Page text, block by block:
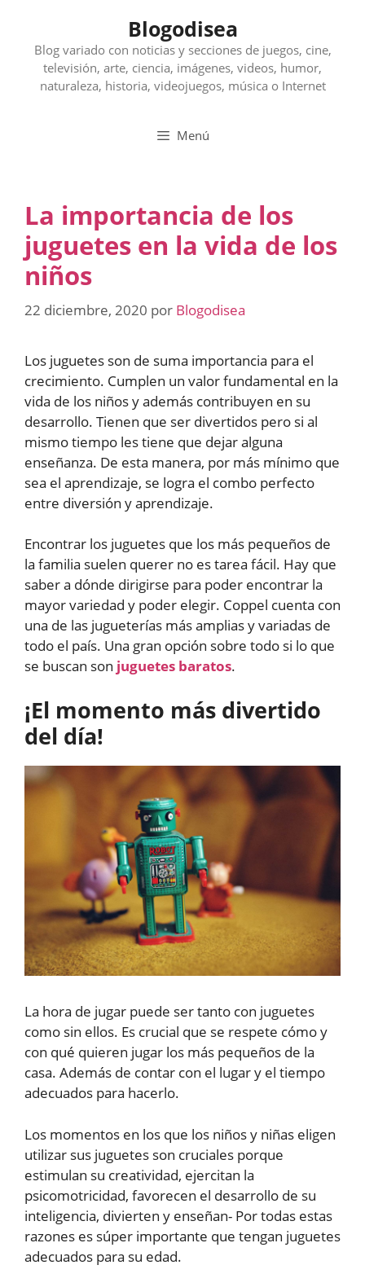
contenido
Blogodisea
Blog variado con noticias y secciones de juegos, cine,
televisión, arte, ciencia, imágenes, videos, humor,
naturaleza, historia, videojuegos, música o Internet
Menú
La importancia de los
juguetes en la vida de los
niños
22 diciembre, 2020 por Blogodisea
Los juguetes son de suma importancia para el
crecimiento. Cumplen un valor fundamental en la
vida de los niños y además contribuyen en su
desarrollo. Tienen que ser divertidos pero si al
mismo tiempo les tiene que dejar alguna
enseñanza. De esta manera, por más mínimo que
sea el aprendizaje, se logra el combo perfecto
entre diversión y aprendizaje.
Encontrar los juguetes que los más pequeños de
la familia suelen querer no es tarea fácil. Hay que
saber a dónde dirigirse para poder encontrar la
mayor variedad y poder elegir. Coppel cuenta con
una de las jugueterías más amplias y variadas de
todo el país. Una gran opción sobre todo si lo que
se buscan son juguetes baratos.
¡El momento más divertido
del día!
La hora de jugar puede ser tanto con juguetes
como sin ellos. Es crucial que se respete cómo y
con qué quieren jugar los más pequeños de la
casa. Además de contar con el lugar y el tiempo
adecuados para hacerlo.
Los momentos en los que los niños y niñas eligen
utilizar sus juguetes son cruciales porque
estimulan su creatividad, ejercitan la
psicomotricidad, favorecen el desarrollo de su
inteligencia, divierten y enseñan- Por todas estas
razones es súper importante que tengan juguetes
adecuados para su edad.